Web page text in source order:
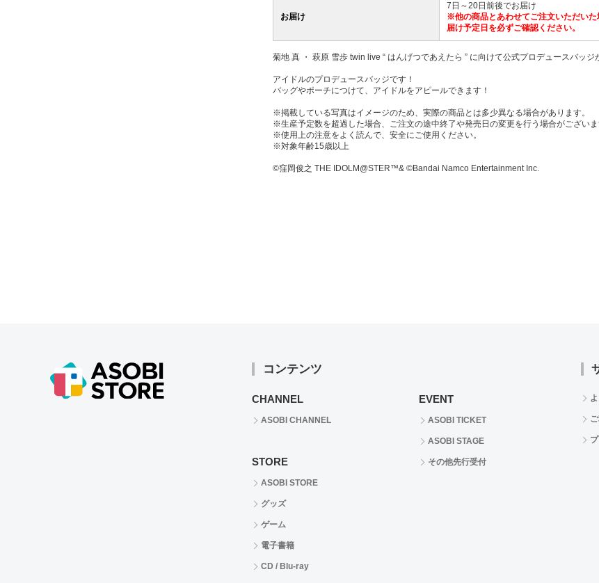
お届け
7日～20日前後でお届け
※他の商品とあわせてご注文いただい
届け予定日を必ずご確認ください。
菊地 真 ・ 萩原 雪歩 twin live “ はんげつであえたら ” に向けて公式プロデュースバッジ
アイドルのプロデュースバッジです！
バッグやポーチにつけて、アイドルをアピールできます！
※掲載している写真はイメージのため、実際の商品とは多少異なる場合があります。
※生産予定数を超過した場合、ご注文の途中終了や発売日の変更を行う場合がございま
※使用上の注意をよく読んで、安全にご使用ください。
※対象年齢15歳以上
©窪岡俊之 THE IDOLM@STER™& ©Bandai Namco Entertainment Inc.
コンテンツ
CHANNEL
ASOBI CHANNEL
STORE
ASOBI STORE
グッズ
ゲーム
電子書籍
CD / Blu-ray
EVENT
ASOBI TICKET
ASOBI STAGE
その他先行受付